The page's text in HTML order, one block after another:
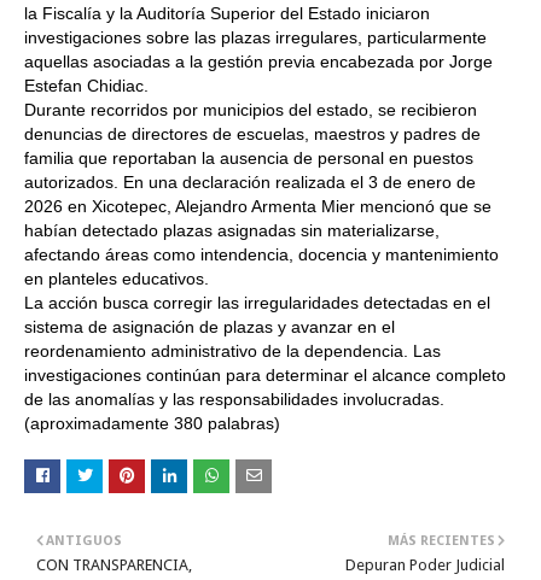
la Fiscalía y la Auditoría Superior del Estado iniciaron
investigaciones sobre las plazas irregulares, particularmente
aquellas asociadas a la gestión previa encabezada por Jorge
Estefan Chidiac.
Durante recorridos por municipios del estado, se recibieron
denuncias de directores de escuelas, maestros y padres de
familia que reportaban la ausencia de personal en puestos
autorizados. En una declaración realizada el 3 de enero de
2026 en Xicotepec, Alejandro Armenta Mier mencionó que se
habían detectado plazas asignadas sin materializarse,
afectando áreas como intendencia, docencia y mantenimiento
en planteles educativos.
La acción busca corregir las irregularidades detectadas en el
sistema de asignación de plazas y avanzar en el
reordenamiento administrativo de la dependencia. Las
investigaciones continúan para determinar el alcance completo
de las anomalías y las responsabilidades involucradas.
(aproximadamente 380 palabras)
MÁS RECIENTES
Depuran Poder Judicial
ANTIGUOS
CON TRANSPARENCIA,